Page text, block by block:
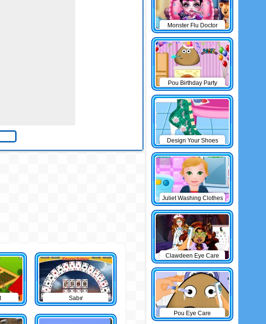
Sabır
Monster Flu Doctor
Pou Birthday Party
Design Your Shoes
Juliet Washing Clothes
Clawdeen Eye Care
Pou Eye Care